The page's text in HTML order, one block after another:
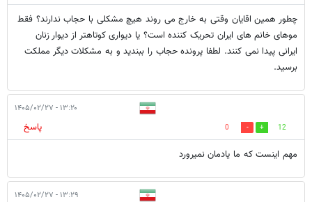
چطور همین اقایان وقتی به خارج می روند هیچ مشکلی با حجاب ندارند؟ فقط
موهای خانم های ایران تحریک کننده است؟ یا دیواری کوتاهتر از دیوار زنان
ایرانی پیدا نمی کنند. لطفا پرونده حجاب را ببندید و به مشکلات دیگر مملکت
برسید.
۱۳:۲۰ - ۱۴۰۵/۰۲/۲۷
12
0
پاسخ
مهم اینست که ما یادمان نمیرورد
۱۳:۲۹ - ۱۴۰۵/۰۲/۲۷